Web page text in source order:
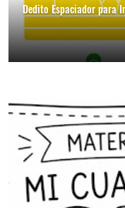
Dedito Espaciador para